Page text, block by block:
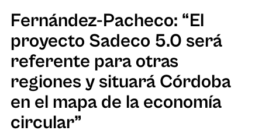
Fernández-Pacheco: “El
proyecto Sadeco 5.0 será
referente para otras
regiones y situará Córdoba
en el mapa de la economía
circular”